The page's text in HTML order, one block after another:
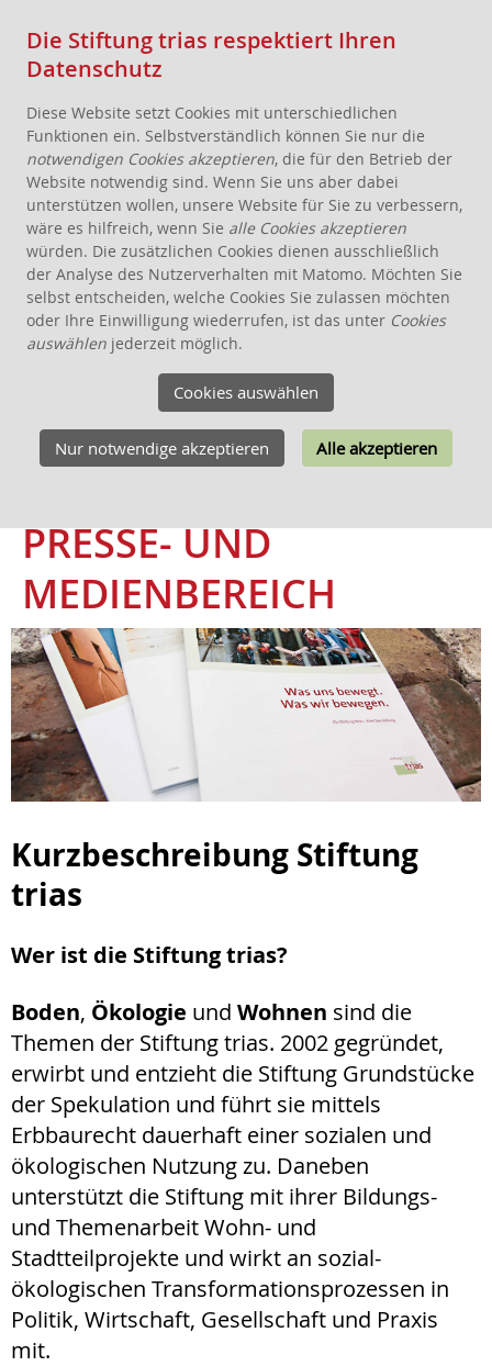
AKTUELLES
STIFTUNG
THEMEN
ANGEBOTE FÜR WOHNPROJEKTE
WISSEN
KONTAKT
PRESSE- UND
MEDIENBEREICH
Kurzbeschreibung Stiftung
trias
Wer ist die Stiftung trias?
Boden, Ökologie und Wohnen sind die
Themen der Stiftung trias. 2002 gegründet,
erwirbt und entzieht die Stiftung Grundstücke
der Spekulation und führt sie mittels
Erbbaurecht dauerhaft einer sozialen und
ökologischen Nutzung zu. Daneben
unterstützt die Stiftung mit ihrer Bildungs-
und Themenarbeit Wohn- und
Stadtteilprojekte und wirkt an sozial-
ökologischen Transformationsprozessen in
Politik, Wirtschaft, Gesellschaft und Praxis
mit.
Die Stiftung trias respektiert Ihren
Datenschutz
Diese Website setzt Cookies mit unterschiedlichen
Funktionen ein. Selbstverständlich können Sie nur die
notwendigen Cookies akzeptieren, die für den Betrieb der
Website notwendig sind. Wenn Sie uns aber dabei
unterstützen wollen, unsere Website für Sie zu verbessern,
wäre es hilfreich, wenn Sie alle Cookies akzeptieren
würden. Die zusätzlichen Cookies dienen ausschließlich
der Analyse des Nutzerverhalten mit Matomo. Möchten Sie
selbst entscheiden, welche Cookies Sie zulassen möchten
oder Ihre Einwilligung wiederrufen, ist das unter Cookies
auswählen jederzeit möglich.
Cookies auswählen
Nur notwendige akzeptieren Alle akzeptieren